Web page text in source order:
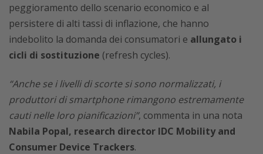
peggioramento dello scenario economico e al
persistere di alti tassi di inflazione, che hanno
indebolito la domanda dei consumatori e allungato i
cicli di sostituzione (refresh cycles).
“Anche se i livelli di scorte si sono normalizzati, i
produttori di smartphone rimangono estremamente
cauti nelle loro pianificazioni”, commenta in una nota
Nabila Popal, research director IDC Mobility and
Consumer Device Trackers.